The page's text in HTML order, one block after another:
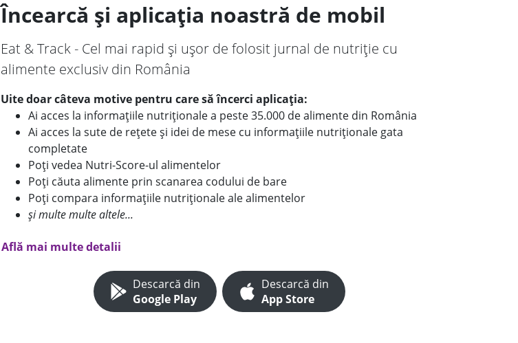
Încearcă și aplicația noastră de mobil
Eat & Track - Cel mai rapid și ușor de folosit jurnal de nutriție cu
alimente exclusiv din România
Uite doar câteva motive pentru care să încerci aplicația:
Ai acces la informațiile nutriționale a peste 35.000 de alimente din România
Ai acces la sute de rețete și idei de mese cu informațiile nutriționale gata
completate
Poți vedea Nutri-Score-ul alimentelor
Poți căuta alimente prin scanarea codului de bare
Poți compara informațiile nutriționale ale alimentelor
și multe multe altele...
Află mai multe detalii
Descarcă din
Google Play
Descarcă din
App Store